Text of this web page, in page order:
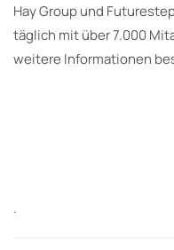
Hay Group und
täglich mit über 7.000
weitere Informationen
.